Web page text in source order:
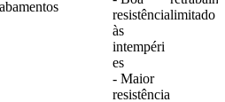
resistência
às
intempéri
es
limitado
- Maior
resistência